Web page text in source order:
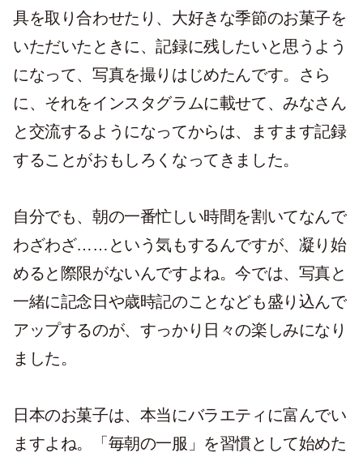
具を取り合わせたり、大好きな季節のお菓子を
いただいたときに、記録に残したいと思うよう
になって、写真を撮りはじめたんです。さら
に、それをインスタグラムに載せて、みなさん
と交流するようになってからは、ますます記録
することがおもしろくなってきました。
自分でも、朝の一番忙しい時間を割いてなんで
わざわざ……という気もするんですが、凝り始
めると際限がないんですよね。今では、写真と
一緒に記念日や歳時記のことなども盛り込んで
アップするのが、すっかり日々の楽しみになり
ました。
日本のお菓子は、本当にバラエティに富んでい
ますよね。「毎朝の一服」を習慣として始めた